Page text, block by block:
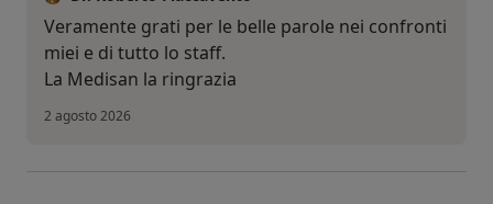
Veramente grati per le belle parole nei confronti
miei e di tutto lo staff.
La Medisan la ringrazia
2 agosto 2026